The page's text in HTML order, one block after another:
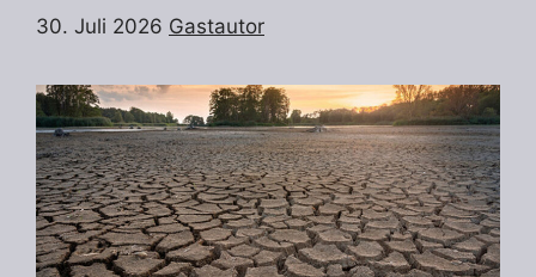
30. Juli 2026 Gastautor